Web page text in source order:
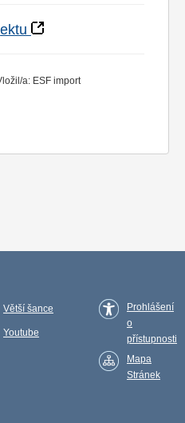
a: ESF import
Větší šance
Youtube
Prohlášení
o
přístupnosti
Mapa
Stránek